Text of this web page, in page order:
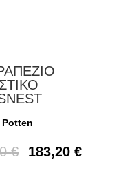
Potten
€ 183,20€